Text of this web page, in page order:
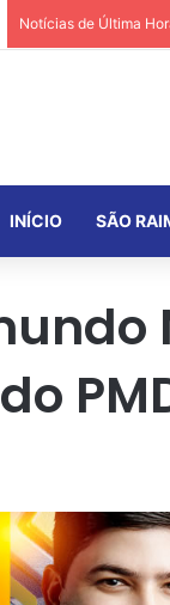
Notícias de Última
INÍCIO SÃO